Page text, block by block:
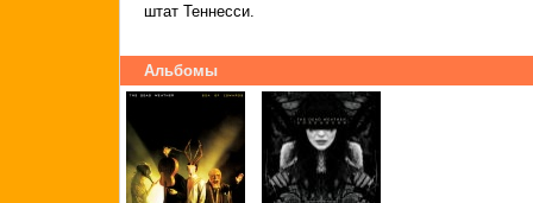
штат Теннесси.
Альбомы